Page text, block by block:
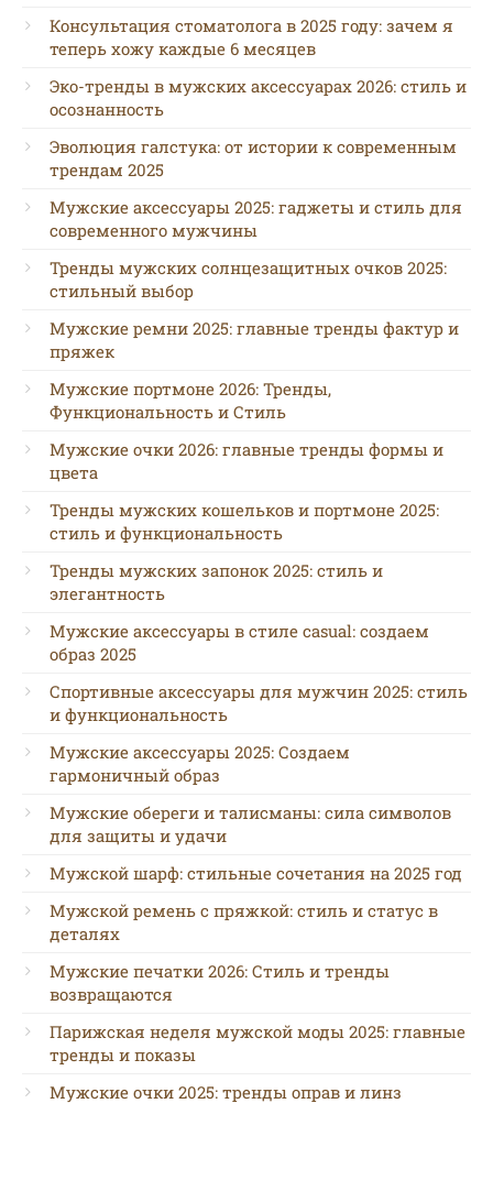
Консультация стоматолога в 2025 году: зачем я
теперь хожу каждые 6 месяцев
Эко-тренды в мужских аксессуарах 2026: стиль и
осознанность
Эволюция галстука: от истории к современным
трендам 2025
Мужские аксессуары 2025: гаджеты и стиль для
современного мужчины
Тренды мужских солнцезащитных очков 2025:
стильный выбор
Мужские ремни 2025: главные тренды фактур и
пряжек
Мужские портмоне 2026: Тренды,
Функциональность и Стиль
Мужские очки 2026: главные тренды формы и
цвета
Тренды мужских кошельков и портмоне 2025:
стиль и функциональность
Тренды мужских запонок 2025: стиль и
элегантность
Мужские аксессуары в стиле casual: создаем
образ 2025
Спортивные аксессуары для мужчин 2025: стиль
и функциональность
Мужские аксессуары 2025: Создаем
гармоничный образ
Мужские обереги и талисманы: сила символов
для защиты и удачи
Мужской шарф: стильные сочетания на 2025 год
Мужской ремень с пряжкой: стиль и статус в
деталях
Мужские печатки 2026: Стиль и тренды
возвращаются
Парижская неделя мужской моды 2025: главные
тренды и показы
Мужские очки 2025: тренды оправ и линз